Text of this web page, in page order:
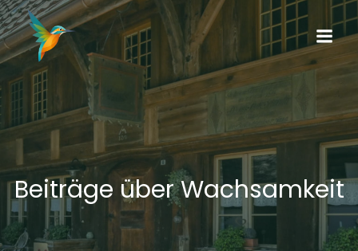
Beiträge über Wachsamkeit